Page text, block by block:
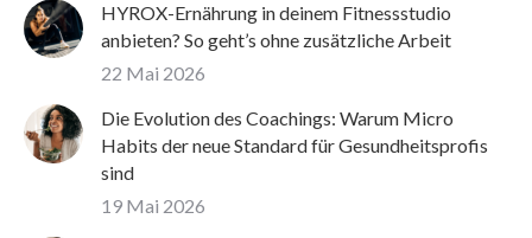
HYROX-Ernährung in deinem Fitnessstudio
anbieten? So geht’s ohne zusätzliche Arbeit
22 Mai 2026
Die Evolution des Coachings: Warum Micro
Habits der neue Standard für Gesundheitsprofis
sind
19 Mai 2026